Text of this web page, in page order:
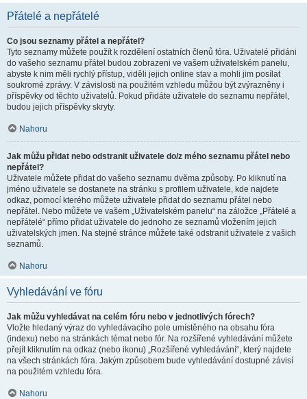
Přátelé a nepřátelé
Co jsou seznamy přátel a nepřátel?
Tyto seznamy můžete použít k rozdělení ostatních členů fóra. Uživatelé přidáni
do vašeho seznamu přátel budou zobrazeni ve vašem uživatelském panelu,
abyste k nim měli rychlý přístup, viděli jejich online stav a mohli jim posílat
soukromé zprávy. V závislosti na použitém vzhledu můžou být zvýrazněny i
příspěvky od těchto uživatelů. Pokud přidáte uživatele do seznamu nepřátel,
budou jejich příspěvky skryty.
Nahoru
Jak můžu přidat nebo odstranit uživatele do/z mého seznamu přátel nebo
nepřátel?
Uživatele můžete přidat do vašeho seznamu dvěma způsoby. Po kliknutí na
jméno uživatele se dostanete na stránku s profilem uživatele, kde najdete
odkaz, pomocí kterého můžete uživatele přidat do seznamu přátel nebo
nepřátel. Nebo můžete ve vašem „Uživatelském panelu“ na záložce „Přátelé a
nepřátelé“ přímo přidat uživatele do jednoho ze seznamů vložením jejich
uživatelských jmen. Na stejné stránce můžete také odstranit uživatele z vašich
seznamů.
Nahoru
Vyhledávání ve fóru
Jak můžu vyhledávat na celém fóru nebo v jednotlivých fórech?
Vložte hledaný výraz do vyhledávacího pole umístěného na obsahu fóra
(indexu) nebo na stránkách témat nebo fór. Na rozšířené vyhledávání můžete
přejít kliknutím na odkaz (nebo ikonu) „Rozšířené vyhledávání“, který najdete
na všech stránkách fóra. Jakým způsobem bude vyhledávání dostupné závisí
na použitém vzhledu fóra.
Nahoru